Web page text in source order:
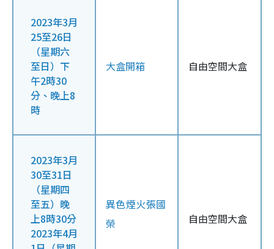
2023年3月
25至26日
（星期六
至日）下
午2時30
分、晚上8
時
大盒開箱 自由空間大盒
2023年3月
30至31日
（星期四
至五）晚
上8時30分
2023年4月
異色煙火張國
榮
自由空間大盒